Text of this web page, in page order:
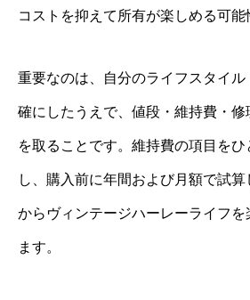
コストを抑えて所有が楽しめる可能
重要なのは、自分のライフスタイル
確にしたうえで、値段・維持費・修
を取ることです。維持費の項目をひ
し、購入前に年間および月額で試
からヴィンテージハーレーライフを
ます。